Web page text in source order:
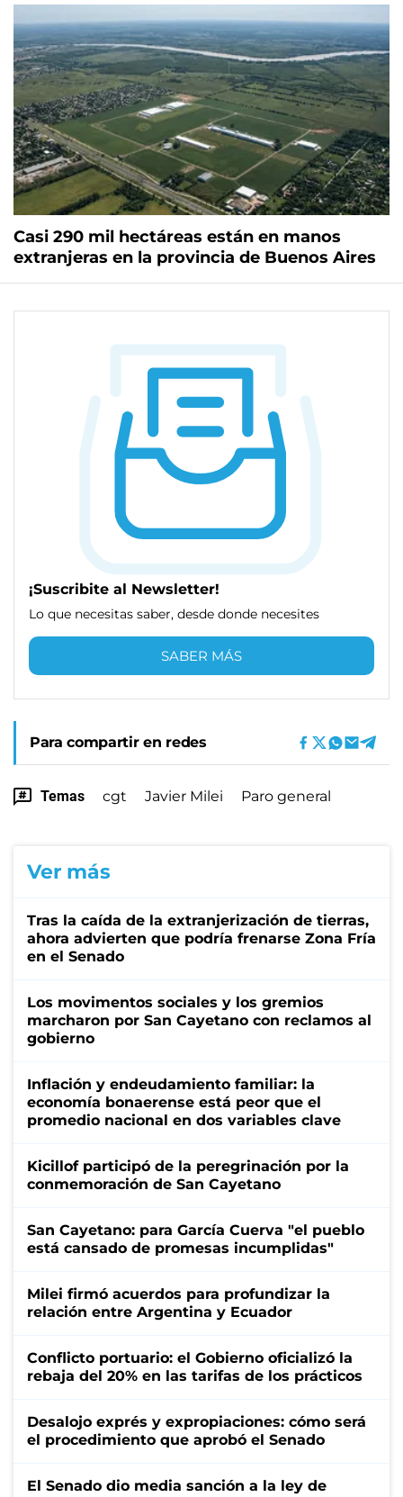
Casi 290 mil hectáreas están en manos
extranjeras en la provincia de Buenos Aires
¡Suscribite al Newsletter!
Lo que necesitas saber, desde donde necesites
SABER MÁS
Para compartir en redes
Temas cgt Javier Milei Paro general
Ver más
Tras la caída de la extranjerización de tierras,
ahora advierten que podría frenarse Zona Fría
en el Senado
Los movimentos sociales y los gremios
marcharon por San Cayetano con reclamos al
gobierno
Inflación y endeudamiento familiar: la
economía bonaerense está peor que el
promedio nacional en dos variables clave
Kicillof participó de la peregrinación por la
conmemoración de San Cayetano
San Cayetano: para García Cuerva "el pueblo
está cansado de promesas incumplidas"
Milei firmó acuerdos para profundizar la
relación entre Argentina y Ecuador
Conflicto portuario: el Gobierno oficializó la
rebaja del 20% en las tarifas de los prácticos
Desalojo exprés y expropiaciones: cómo será
el procedimiento que aprobó el Senado
El Senado dio media sanción a la ley de